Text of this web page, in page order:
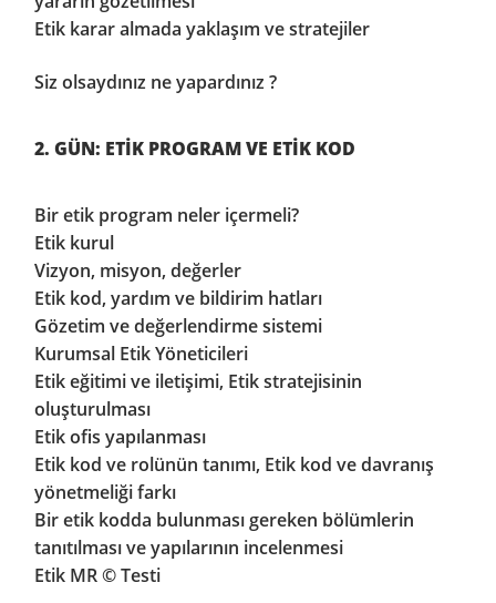
Etik karar almada yaklaşım ve stratejiler
Siz olsaydınız ne yapardınız ?
2. GÜN: ETİK PROGRAM VE ETİK KOD
Bir etik program neler içermeli?
Etik kurul
Vizyon, misyon, değerler
Etik kod, yardım ve bildirim hatları
Gözetim ve değerlendirme sistemi
Kurumsal Etik Yöneticileri
Etik eğitimi ve iletişimi, Etik stratejisinin
oluşturulması
Etik ofis yapılanması
Etik kod ve rolünün tanımı, Etik kod ve davranış
yönetmeliği farkı
Bir etik kodda bulunması gereken bölümlerin
tanıtılması ve yapılarının incelenmesi
Etik MR © Testi